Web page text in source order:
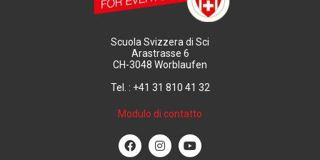
Scuola Svizzera di Sci
Arastrasse 6
CH-3048 Worblaufen
Tel. : +41 31 810 41 32
Modulo di contatto